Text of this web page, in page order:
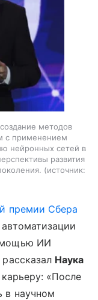
методов
с применением
нейронных сетей в
развития
источник:
премии Сбера
ИИ
Наука
«После
в научном